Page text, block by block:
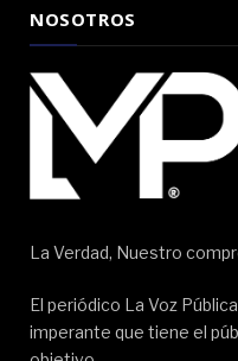
NOSOTROS
La Verdad, Nuestro
El periódico La Voz
imperante que tiene el